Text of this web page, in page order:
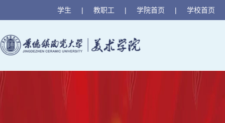
学生 | 教职工 | 学院首页 | 学校首页